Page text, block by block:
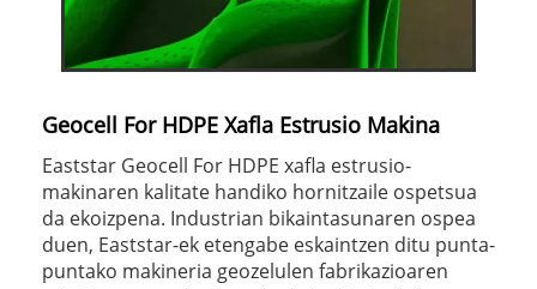
Geocell For HDPE Xafla Estrusio Makina
Eaststar Geocell For HDPE xafla estrusio-
makinaren kalitate handiko hornitzaile ospetsua
da ekoizpena. Industrian bikaintasunaren ospea
duen, Eaststar-ek etengabe eskaintzen ditu punta-
puntako makineria geozelulen fabrikazioaren